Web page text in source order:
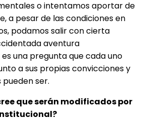
o intentamos aportar de
a pesar de las condiciones en
podamos salir con cierta
aventura
una pregunta que cada uno
a sus propias convicciones y
ser.
que serán modificados por